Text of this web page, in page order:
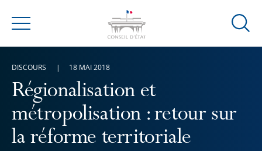
Menu
Ouvrir
Régionalisation et
métropolisation : retour sur
la réforme territoriale
DISCOURS 18 MAI 2018